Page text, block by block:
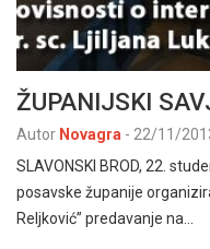
ŽUPANIJSKI
Autor Novagra - 22/11/
SLAVONSKI BROD, 22.
posavske županije
Reljković” predavanje na…